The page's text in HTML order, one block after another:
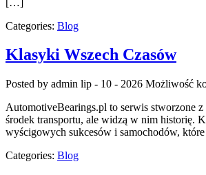
Categories: Blog
Klasyki Wszech Czasów
Posted by admin lip - 10 - 2026 Możliwość
AutomotiveBearings.pl to serwis stworzone
środek transportu, ale widzą w nim historię.
wyścigowych sukcesów i samochodów,
Categories: Blog